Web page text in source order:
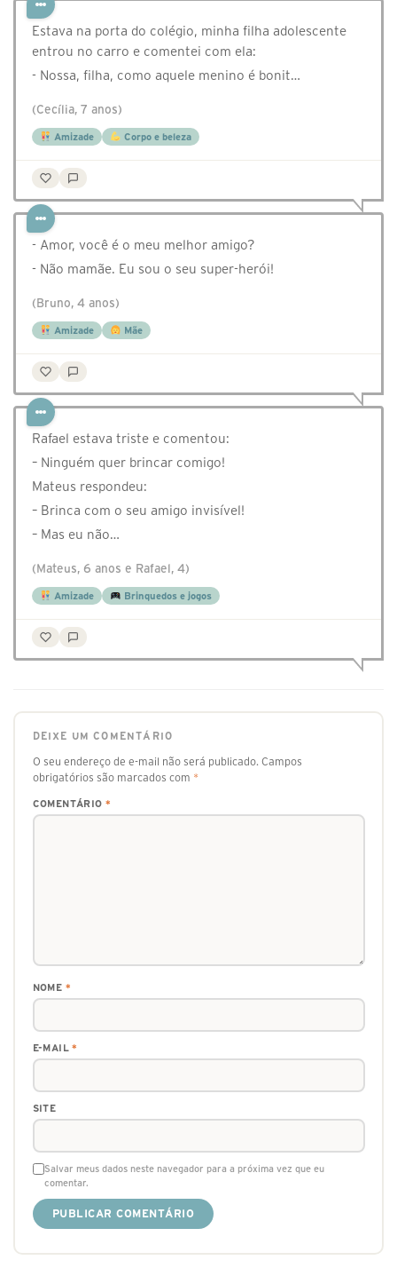
Estava na porta do colégio, minha filha adolescente
entrou no carro e comentei com ela:
- Nossa, filha, como aquele menino é bonit…
(Cecília, 7 anos)
Amizade Corpo e beleza
- Amor, você é o meu melhor amigo?
- Não mamãe. Eu sou o seu super-herói!
(Bruno, 4 anos)
Amizade Mãe
Rafael estava triste e comentou:
– Ninguém quer brincar comigo!
Mateus respondeu:
– Brinca com o seu amigo invisível!
– Mas eu não…
(Mateus, 6 anos e Rafael, 4)
Amizade Brinquedos e jogos
DEIXE UM COMENTÁRIO
O seu endereço de e-mail não será publicado. Campos
obrigatórios são marcados com *
COMENTÁRIO *
NOME *
E-MAIL*
SITE
Salvar meus dados neste navegador para a próxima vez que eu
comentar.